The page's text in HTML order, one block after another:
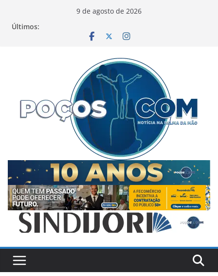
9 de agosto de 2026
Últimos: